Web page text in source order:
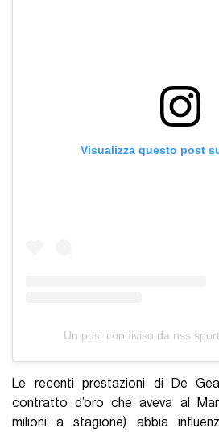
Visualizza questo post
Un post condiviso da nss
Le recenti prestazioni di De
contratto d’oro che aveva al
milioni a stagione) abbia